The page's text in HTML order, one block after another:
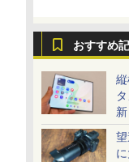
おすすめ